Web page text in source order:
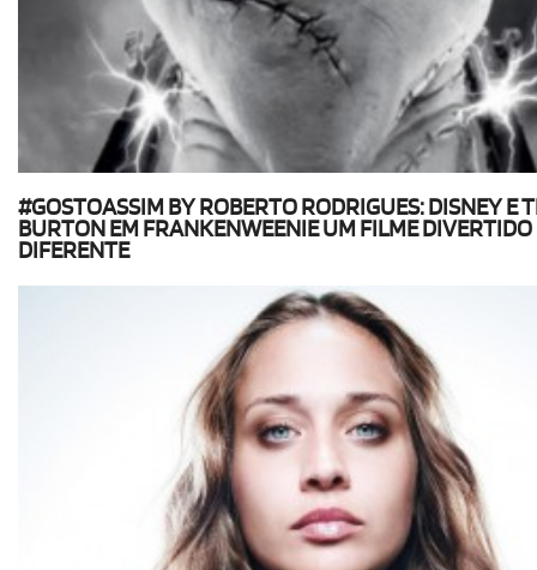
#GOSTOASSIM BY ROBERTO RODRIGUES: DISNEY E
BURTON EM FRANKENWEENIE UM FILME DIVERTIDO
DIFERENTE